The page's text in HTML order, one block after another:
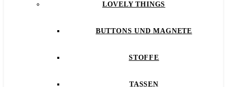
LOVELY THINGS
BUTTONS UND MAGNETE
STOFFE
TASSEN